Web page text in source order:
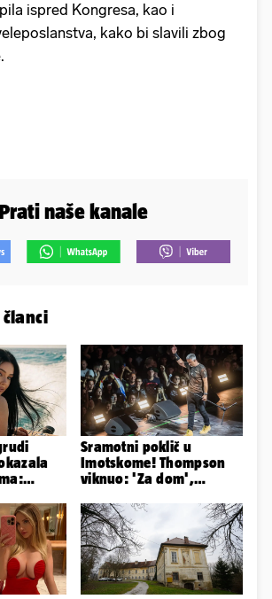
ispred Kongresa, kao i
kako bi slavili zbog
naše kanale
Sramotni poklič u
Imotskome! Thompson
viknuo: 'Za dom',
'Spremni'